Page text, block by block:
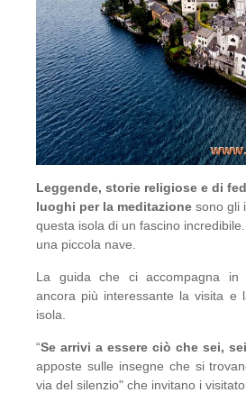
Leggende, storie religiose e di
luoghi per la meditazione sono gli
questa isola di un fascino
una piccola nave.
La guida che ci accompagna in
ancora più interessante la visita e
isola.
“Se arrivi a essere ciò che sei,
apposte sulle insegne che si
via del silenzio" che invitano i